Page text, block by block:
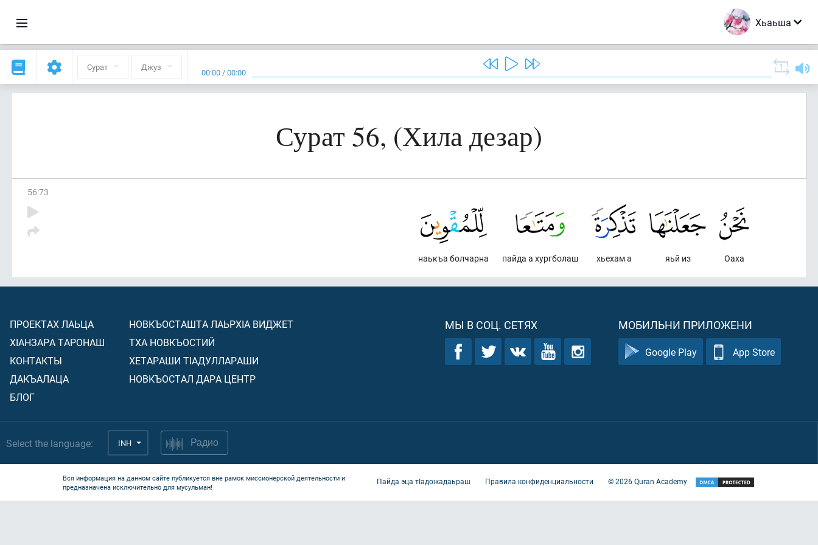
Хьаьша
Сурат Джуз 00:00 /00:00
Сурат 56, (Хила дезар)
56:73
Оаха
яьй из
хьехам а
пайда а хургболаш
наькъа болчарна
ПРОЕКТАХ ЛАЬЦА
ХIАНЗАРА ТАРОНАШ
КОНТАКТЫ
ДАКЪАЛАЦА
БЛОГ
НОВКЪОСТАШТА ЛАЬРХIА ВИДЖЕТ
ТХА НОВКЪОСТИЙ
ХЕТАРАШИ ТIАДУЛЛАРАШИ
НОВКЪОСТАЛ ДАРА ЦЕНТР
МЫ В СОЦ. СЕТЯХ МОБИЛЬНИ ПРИЛОЖЕНИ
Google Play App Store
Select the language: INH Радио
Вся информация на данном сайте публикуется вне рамок миссионерской деятельности и
предназначена исключительно для мусульман!
Пайда эца тIадожадаьраш Правила конфиденциальности ©2026Quran Academy